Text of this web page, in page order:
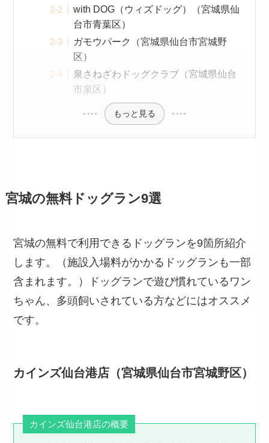
with DOG（ウィズドッグ）（宮城県仙
台市青葉区）
ガモウパーク（宮城県仙台市宮城野
区）
泉さねざわドッグクラブ（宮城県仙台
市泉区）
もっと見る
宮城の無料ドッグラン9選
宮城の無料で利用できるドッグランを9箇所紹介
します。（施設入場料がかかるドッグランも一部
含まれます。）ドッグランで遊び慣れているワン
ちゃん、多頭飼いされている方などにはオススメ
です。
カインズ仙台港店（宮城県仙台市宮城野区）
カインズ仙台港店の概要